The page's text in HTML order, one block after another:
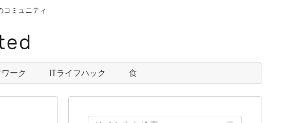
コミュニティ
ーク ITライフハック 食